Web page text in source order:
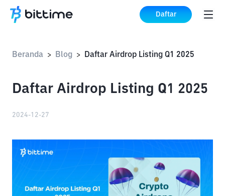
Daftar
Beranda > Blog > Daftar Airdrop Listing Q1 2025
Daftar Airdrop Listing Q1 2025
2024-12-27